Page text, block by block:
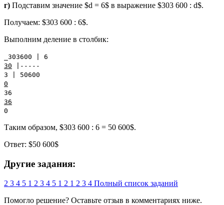
г) Подставим значение $d = 6$ в выражение $303 600 : d$.
Получаем: $303 600 : 6$.
Выполним деление в столбик:
_303600 | 6
30 |-----
3 | 50600
0
36
36
0
Таким образом, $303 600 : 6 = 50 600$.
Ответ: $50 600$
Другие задания:
2 3 4 5 1 2 3 4 5 1 2 1 2 3 4 Полный список заданий
Помогло решение? Оставьте отзыв в комментариях ниже.